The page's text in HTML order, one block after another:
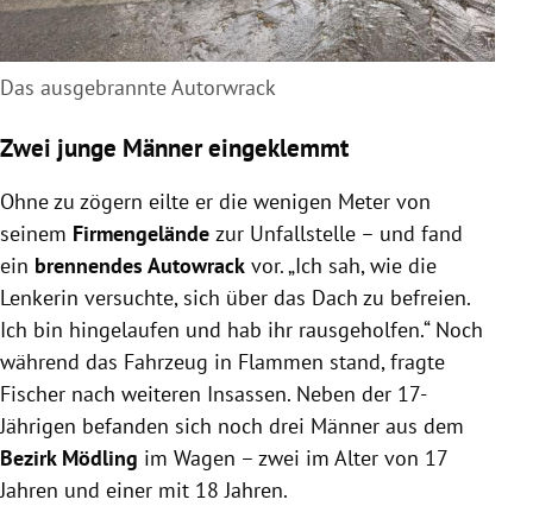
Das ausgebrannte Autorwrack
Zwei junge Männer eingeklemmt
Ohne zu zögern eilte er die wenigen Meter von
seinem Firmengelände zur Unfallstelle – und fand
ein brennendes Autowrack vor. „Ich sah, wie die
Lenkerin versuchte, sich über das Dach zu befreien.
Ich bin hingelaufen und hab ihr rausgeholfen.“ Noch
während das Fahrzeug in Flammen stand, fragte
Fischer nach weiteren Insassen. Neben der 17-
Jährigen befanden sich noch drei Männer aus dem
Bezirk Mödling im Wagen – zwei im Alter von 17
Jahren und einer mit 18 Jahren.